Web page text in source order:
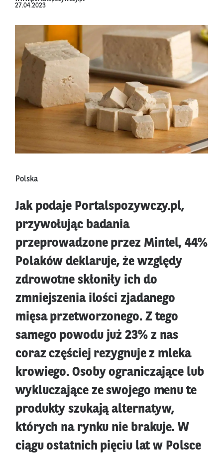
27.04.2023
Polska
Jak podaje Portalspozywczy.pl,
przywołując badania
przeprowadzone przez Mintel, 44%
Polaków deklaruje, że względy
zdrowotne skłoniły ich do
zmniejszenia ilości zjadanego
mięsa przetworzonego. Z tego
samego powodu już 23% z nas
coraz częściej rezygnuje z mleka
krowiego. Osoby ograniczające lub
wykluczające ze swojego menu te
produkty szukają alternatyw,
których na rynku nie brakuje. W
ciągu ostatnich pięciu lat w Polsce